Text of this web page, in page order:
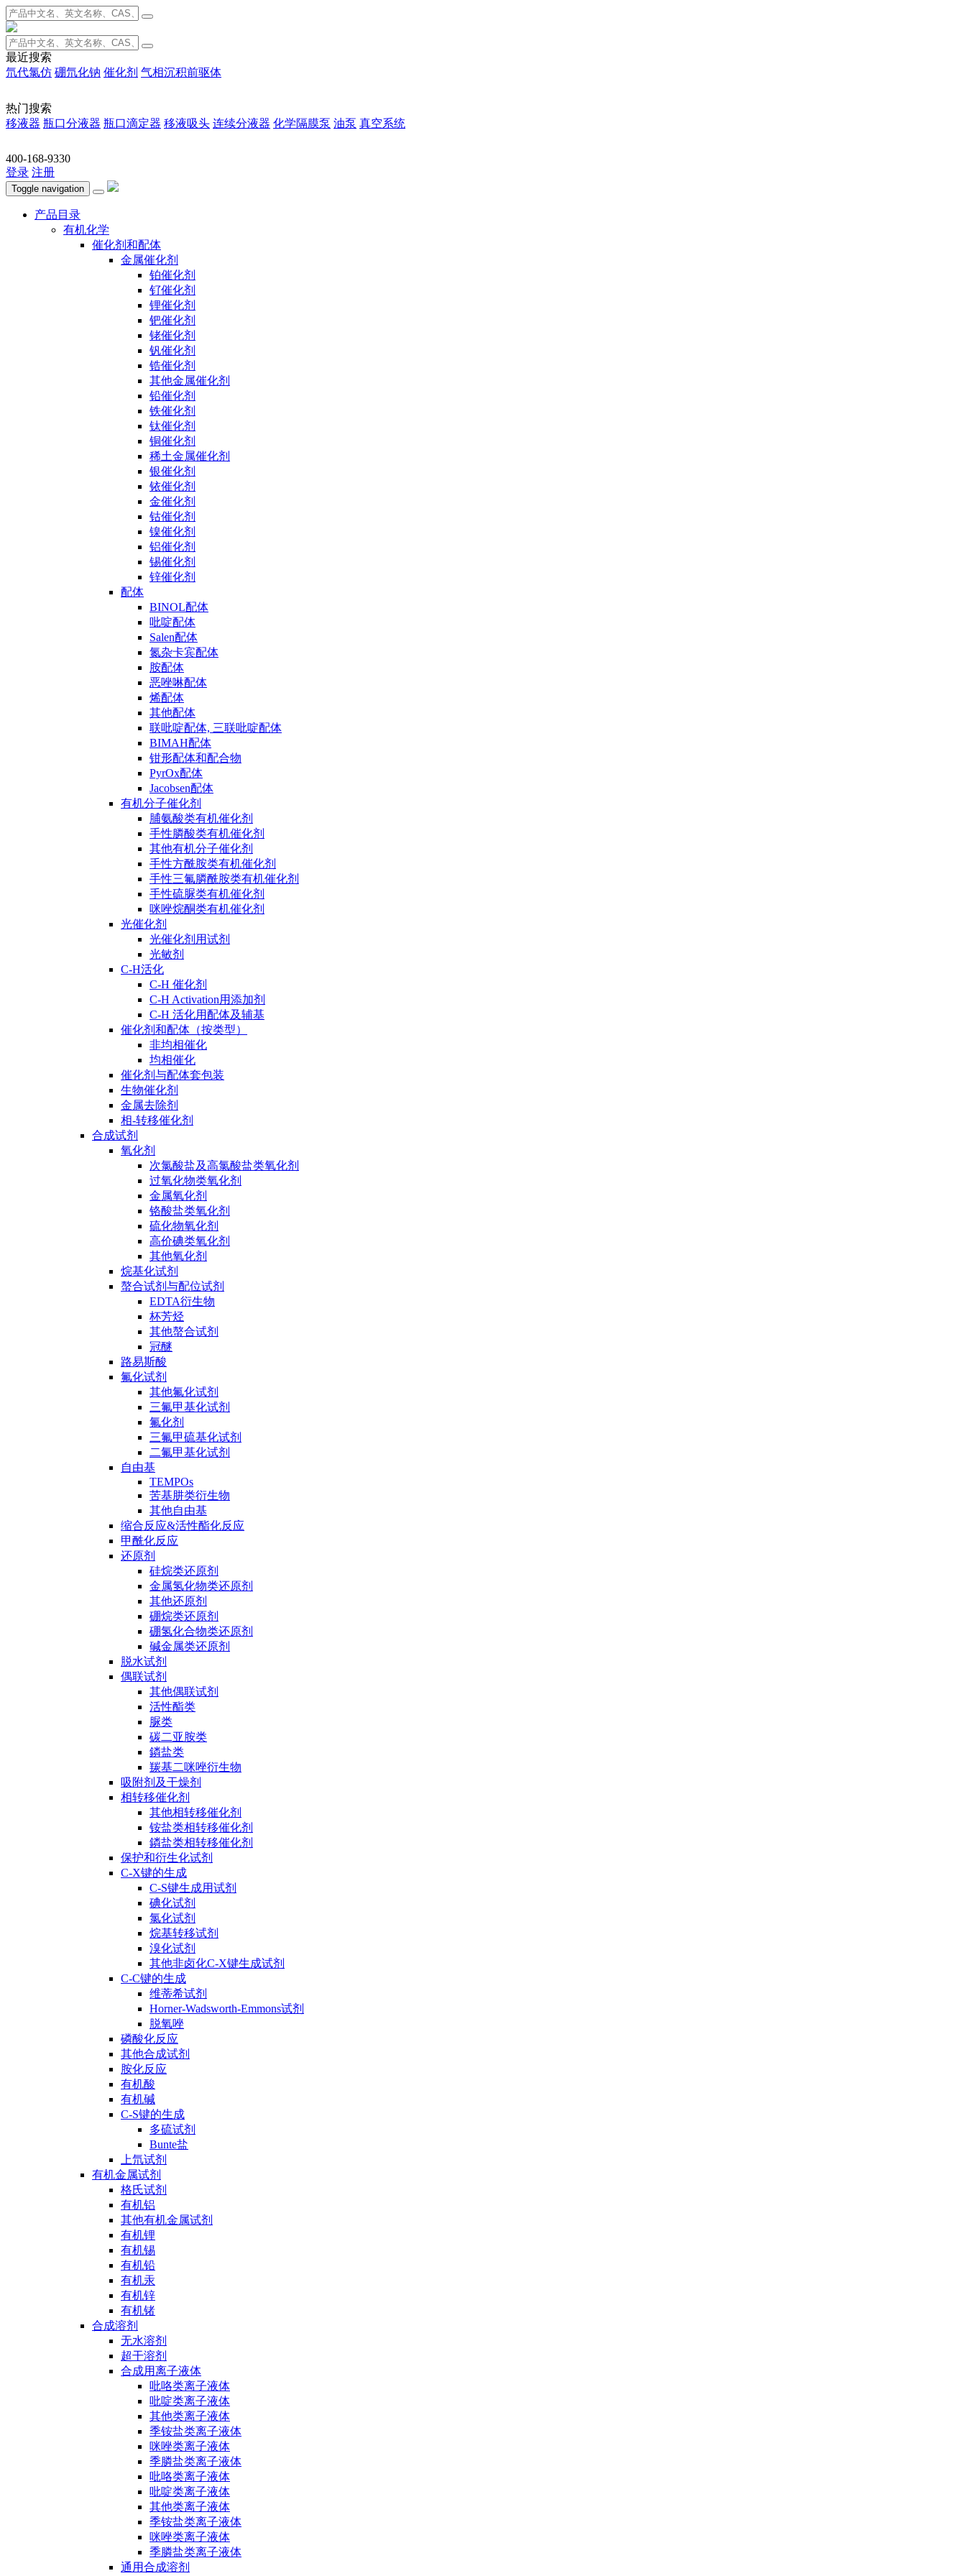
最近搜索
氘代氯仿 硼氘化钠 催化剂 气相沉积前驱体
热门搜索
移液器 瓶口分液器 瓶口滴定器 移液吸头 连续分液器 化学隔膜泵 油泵 真空系统
400-168-9330
登录 注册
Toggle navigation
产品目录
有机化学
催化剂和配体
金属催化剂
铂催化剂
钌催化剂
锂催化剂
钯催化剂
铑催化剂
钒催化剂
锆催化剂
其他金属催化剂
铅催化剂
铁催化剂
钛催化剂
铜催化剂
稀土金属催化剂
银催化剂
铱催化剂
金催化剂
钴催化剂
镍催化剂
铝催化剂
锡催化剂
锌催化剂
配体
BINOL配体
吡啶配体
Salen配体
氮杂卡宾配体
胺配体
恶唑啉配体
烯配体
其他配体
联吡啶配体, 三联吡啶配体
BIMAH配体
钳形配体和配合物
PyrOx配体
Jacobsen配体
有机分子催化剂
脯氨酸类有机催化剂
手性膦酸类有机催化剂
其他有机分子催化剂
手性方酰胺类有机催化剂
手性三氟膦酰胺类有机催化剂
手性硫脲类有机催化剂
咪唑烷酮类有机催化剂
光催化剂
光催化剂用试剂
光敏剂
C-H活化
C-H 催化剂
C-H Activation用添加剂
C-H 活化用配体及辅基
催化剂和配体（按类型）
非均相催化
均相催化
催化剂与配体套包装
生物催化剂
金属去除剂
相-转移催化剂
合成试剂
氧化剂
次氯酸盐及高氯酸盐类氧化剂
过氧化物类氧化剂
金属氧化剂
铬酸盐类氧化剂
硫化物氧化剂
高价碘类氧化剂
其他氧化剂
烷基化试剂
螯合试剂与配位试剂
EDTA衍生物
杯芳烃
其他螯合试剂
冠醚
路易斯酸
氟化试剂
其他氟化试剂
三氟甲基化试剂
氟化剂
三氟甲硫基化试剂
二氟甲基化试剂
自由基
TEMPOs
苦基肼类衍生物
其他自由基
缩合反应&活性酯化反应
甲酰化反应
还原剂
硅烷类还原剂
金属氢化物类还原剂
其他还原剂
硼烷类还原剂
硼氢化合物类还原剂
碱金属类还原剂
脱水试剂
偶联试剂
其他偶联试剂
活性酯类
脲类
碳二亚胺类
鏻盐类
羰基二咪唑衍生物
吸附剂及干燥剂
相转移催化剂
其他相转移催化剂
铵盐类相转移催化剂
鏻盐类相转移催化剂
保护和衍生化试剂
C-X键的生成
C-S键生成用试剂
碘化试剂
氯化试剂
烷基转移试剂
溴化试剂
其他非卤化C-X键生成试剂
C-C键的生成
维蒂希试剂
Horner-Wadsworth-Emmons试剂
脱氧唑
磷酸化反应
其他合成试剂
胺化反应
有机酸
有机碱
C-S键的生成
多硫试剂
Bunte盐
上氘试剂
有机金属试剂
格氏试剂
有机铝
其他有机金属试剂
有机锂
有机锡
有机铅
有机汞
有机锌
有机锗
合成溶剂
无水溶剂
超干溶剂
合成用离子液体
吡咯类离子液体
吡啶类离子液体
其他类离子液体
季铵盐类离子液体
咪唑类离子液体
季膦盐类离子液体
吡咯类离子液体
吡啶类离子液体
其他类离子液体
季铵盐类离子液体
咪唑类离子液体
季膦盐类离子液体
通用合成溶剂